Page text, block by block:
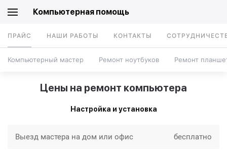
Компьютерная помощь
ПРАЙС НАШИ РАБОТЫ КОНТАКТЫ
Компьютерный мастер Ремонт ноутбуков Ремонт
Цены на ремонт компьютера
Настройка и установка
Выезд мастера на дом или офис бесплатно